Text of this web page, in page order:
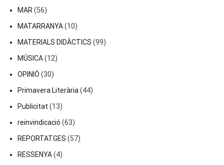
MAR(56)
MATARRANYA(10)
MATERIALS DIDÀCTICS (99)
MÚSICA(12)
OPINIÓ (30)
Primavera Literària(44)
Publicitat (13)
reinvindicació (63)
REPORTATGES (57)
RESSENYA(4)